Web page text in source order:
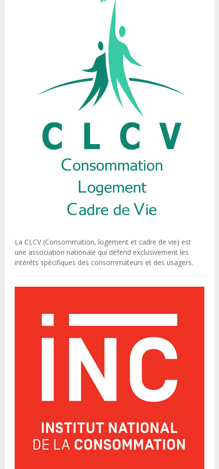
La CLCV (Consommation, logement et cadre de vie) est
une association nationale qui défend exclusivement les
intérêts spécifiques des consommateurs et des usagers.